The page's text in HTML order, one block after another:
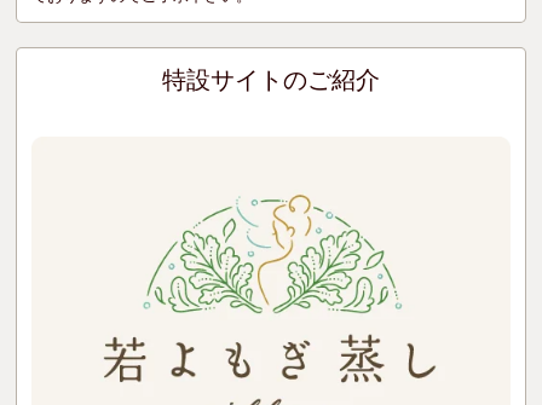
特設サイトのご紹介